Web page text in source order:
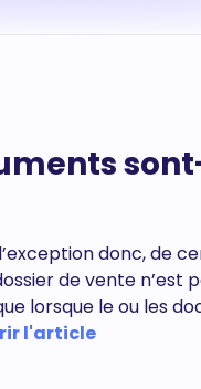
donc, de
de vente n’est
lorsque le ou les
l'article